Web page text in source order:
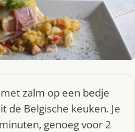
zalm op een bedje
de Belgische keuken. Je
genoeg voor 2